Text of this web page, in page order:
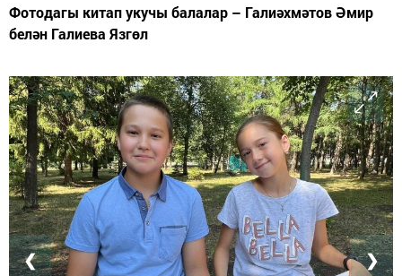
Фотодагы китап укучы балалар – Галиәхмәтов Әмир
белән Галиева Язгөл
❮ ❯